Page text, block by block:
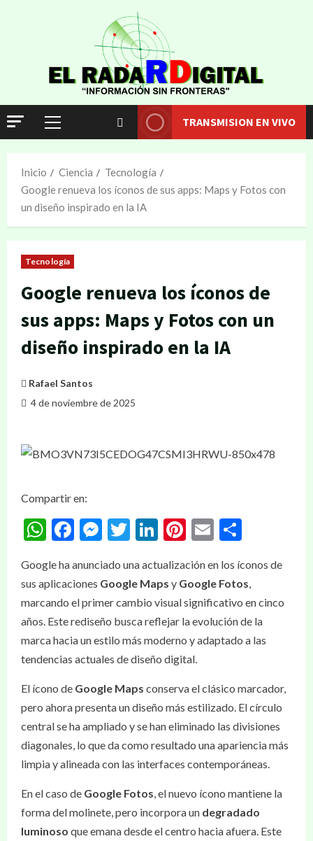
TRANSMISION EN VIVO
Inicio Ciencia
Tecnología
Google renueva los íconos de sus apps: Maps y Fotos con
un diseño inspirado en la IA
Tecnología
Google renueva los íconos de
sus apps: Maps y Fotos con un
diseño inspirado en la IA
Rafael Santos
4 de noviembre de 2025
Compartir en:
WhatsApp
Facebook
Messenger
Twitter
LinkedIn
Pinterest
Email
Google ha anunciado una actualización en los íconos de
sus aplicaciones Google Maps y Google Fotos,
marcando el primer cambio visual significativo en cinco
años. Este rediseño busca reflejar la evolución de la
marca hacia un estilo más moderno y adaptado a las
tendencias actuales de diseño digital.
El ícono de Google Maps conserva el clásico marcador,
pero ahora presenta un diseño más estilizado. El círculo
central se ha ampliado y se han eliminado las divisiones
diagonales, lo que da como resultado una apariencia más
limpia y alineada con las interfaces contemporáneas.
En el caso de Google Fotos, el nuevo ícono mantiene la
forma del molinete, pero incorpora un degradado
luminoso que emana desde el centro hacia afuera. Este